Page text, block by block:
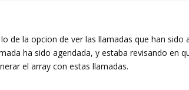
de la opcion de ver las llamadas que han sido
ha sido agendada, y estaba revisando en
el array con estas llamadas.